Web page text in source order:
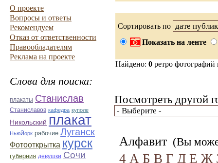
О проекте
Вопросы и ответы
Рекомендуем
Отказ от ответственности
Правообладателям
Реклама на проекте
Слова для поиска:
плакаты Станислав
Станиславов кафедра куполе
Никольский плакат
НьюЙорк рабочие Луганск
Фотооткрытка курск
губерния девушки Сочи
Сортировать по
Показать на ленте
Найдено: 0 ретро
Посмотреть другой
Алфавит (Вы
4 А Б В Г Д Е Ж